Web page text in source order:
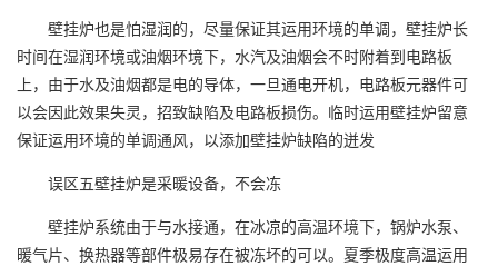
壁挂炉也是怕湿润的，尽量保证其运用环境的单调，壁挂炉长
时间在湿润环境或油烟环境下，水汽及油烟会不时附着到电路板
上，由于水及油烟都是电的导体，一旦通电开机，电路板元器件可
以会因此效果失灵，招致缺陷及电路板损伤。临时运用壁挂炉留意
保证运用环境的单调通风，以添加壁挂炉缺陷的迸发
误区五壁挂炉是采暖设备，不会冻
壁挂炉系统由于与水接通，在冰凉的高温环境下，锅炉水泵、
暖气片、换热器等部件极易存在被冻坏的可以。夏季极度高温运用